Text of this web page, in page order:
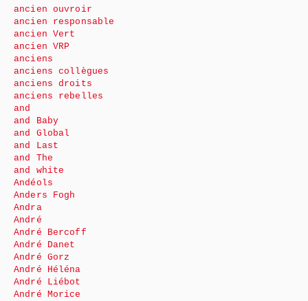
ancien ouvroir
ancien responsable
ancien Vert
ancien VRP
anciens
anciens collègues
anciens droits
anciens rebelles
and
and Baby
and Global
and Last
and The
and white
Andéols
Anders Fogh
Andra
André
André Bercoff
André Danet
André Gorz
André Héléna
André Liébot
André Morice